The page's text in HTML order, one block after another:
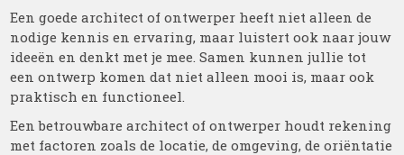
Een goede architect of ontwerper heeft niet alleen de
nodige kennis en ervaring, maar luistert ook naar jouw
ideeën en denkt met je mee. Samen kunnen jullie tot
een ontwerp komen dat niet alleen mooi is, maar ook
praktisch en functioneel.
Een betrouwbare architect of ontwerper houdt rekening
met factoren zoals de locatie, de omgeving, de oriëntatie